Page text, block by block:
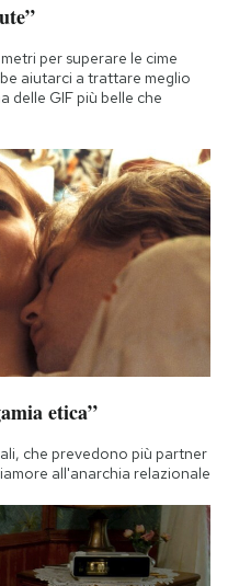
per superare le cime
aiutarci a trattare meglio
delle GIF più belle che
etica”
che prevedono più partner
all'anarchia relazionale